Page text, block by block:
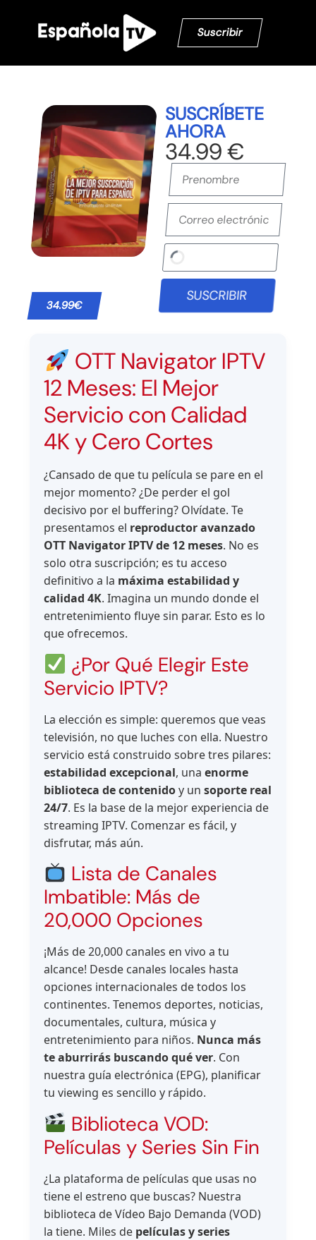
Suscribir
34.99€
SUSCRÍBETE
AHORA
34.99 €
SUSCRIBIR
OTT Navigator IPTV
12 Meses: El Mejor
Servicio con Calidad
4K y Cero Cortes
¿Cansado de que tu película se pare en el
mejor momento? ¿De perder el gol
decisivo por el buffering? Olvídate. Te
presentamos el reproductor avanzado
OTT Navigator IPTV de 12 meses. No es
solo otra suscripción; es tu acceso
definitivo a la máxima estabilidad y
calidad 4K. Imagina un mundo donde el
entretenimiento fluye sin parar. Esto es lo
que ofrecemos.
¿Por Qué Elegir Este
Servicio IPTV?
La elección es simple: queremos que veas
televisión, no que luches con ella. Nuestro
servicio está construido sobre tres pilares:
estabilidad excepcional, unaenorme
biblioteca de contenidoy unsoporte real
24/7. Es la base de la mejor experiencia de
streaming IPTV. Comenzar es fácil, y
disfrutar, más aún.
Lista de Canales
Imbatible: Más de
20,000 Opciones
¡Más de 20,000 canales en vivo a tu
alcance! Desde canales locales hasta
opciones internacionales de todos los
continentes. Tenemos deportes, noticias,
documentales, cultura, música y
entretenimiento para niños. Nunca más
te aburrirás buscando qué ver. Con
nuestra guía electrónica (EPG), planificar
tu viewing es sencillo y rápido.
Biblioteca VOD:
Películas y Series Sin Fin
¿La plataforma de películas que usas no
tiene el estreno que buscas? Nuestra
biblioteca de Vídeo Bajo Demanda (VOD)
la tiene. Miles de películas y series